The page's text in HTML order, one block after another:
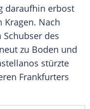
daraufhin erbost
Kragen. Nach
Schubser des
zu Boden und
stürzte
Frankfurters